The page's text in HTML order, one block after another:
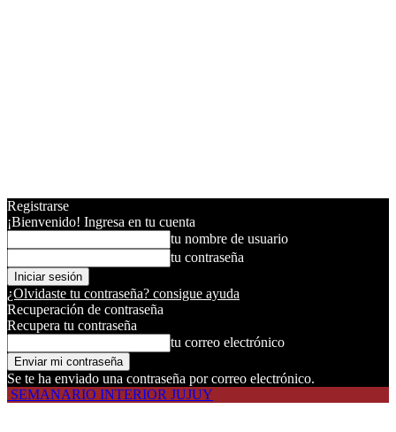
Registrarse
¡Bienvenido! Ingresa en tu cuenta
tu nombre de usuario
tu contraseña
¿Olvidaste tu contraseña? consigue ayuda
Recuperación de contraseña
Recupera tu contraseña
tu correo electrónico
Se te ha enviado una contraseña por correo electrónico.
SEMANARIO INTERIOR JUJUY